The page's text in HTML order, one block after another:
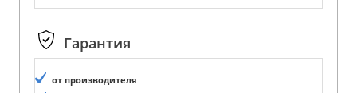
Гарантия
от производителя